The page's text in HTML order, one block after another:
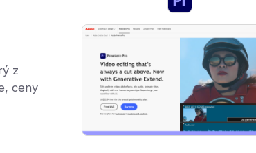
z
ceny